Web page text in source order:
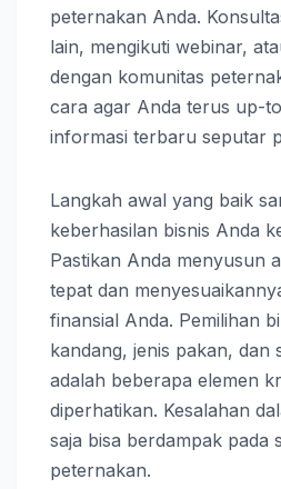
peternakan Anda.
lain, mengikuti webinar,
dengan komunitas
cara agar Anda terus up-
informasi terbaru seputar
Langkah awal yang baik
keberhasilan bisnis Anda
Pastikan Anda menyusun
tepat dan
finansial Anda. Pemilihan
kandang, jenis pakan, dan
adalah beberapa elemen
diperhatikan. Kesalahan
saja bisa berdampak pada
peternakan.